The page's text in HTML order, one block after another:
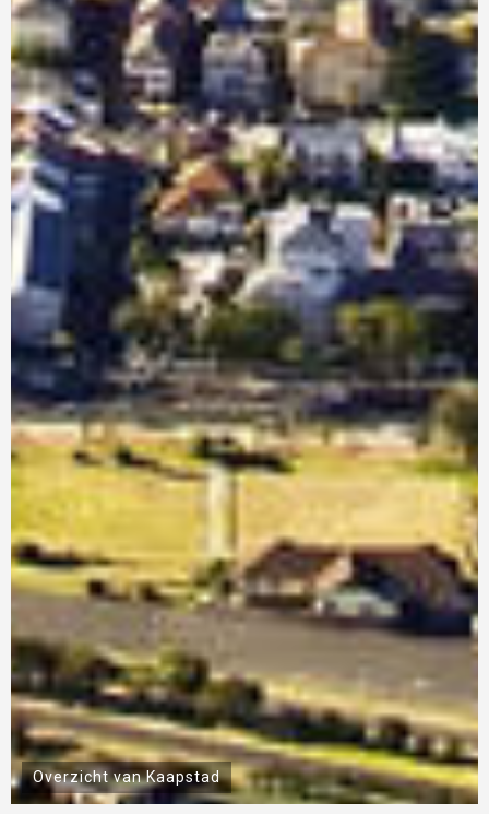
Wijngaarden in Stellenbosch